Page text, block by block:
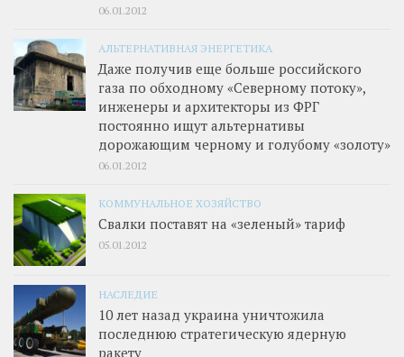
06.01.2012
АЛЬТЕРНАТИВНАЯ ЭНЕРГЕТИКА
Даже получив еще больше российского
газа по обходному «Северному потоку»,
инженеры и архитекторы из ФРГ
постоянно ищут альтернативы
дорожающим черному и голубому «золоту»
06.01.2012
КОММУНАЛЬНОЕ ХОЗЯЙСТВО
Свалки поставят на «зеленый» тариф
05.01.2012
НАСЛЕДИЕ
10 лет назад украина уничтожила
последнюю стратегическую ядерную
ракету